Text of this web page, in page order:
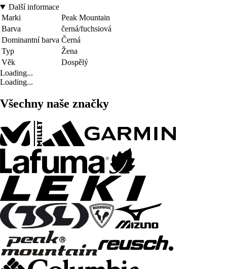
Další informace
Marki
Peak Mountain
Barva
černá/fuchsiová
Dominantní barva Černá
Typ
Žena
Věk
Dospělý
Loading...
Loading...
Všechny naše značky